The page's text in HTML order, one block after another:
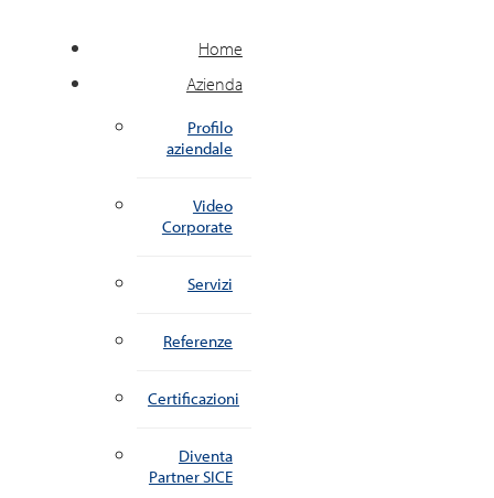
Home
Azienda
Profilo
aziendale
Video
Corporate
Servizi
Referenze
Certificazioni
Diventa
Partner SICE